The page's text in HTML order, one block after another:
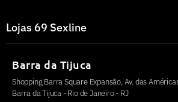
Lojas 69 Sexline
Barra da Tijuca
Shopping Barra Square Expansão, Av. das
Barra da Tijuca - Rio de Janeiro - RJ